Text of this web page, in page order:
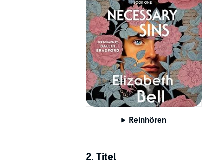
there be hell to pay?
Necessary Sinsis the first book in the
swept away by this epic series, perfect
©2019 Jennifer Becker (P)2026
Reinhören
2. Titel